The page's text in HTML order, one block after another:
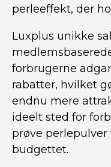
perleeffekt, der
Luxplus unikke
forbrugerne
rabatter, hvilket
endnu mere
ideelt sted for
prøve
budgettet.